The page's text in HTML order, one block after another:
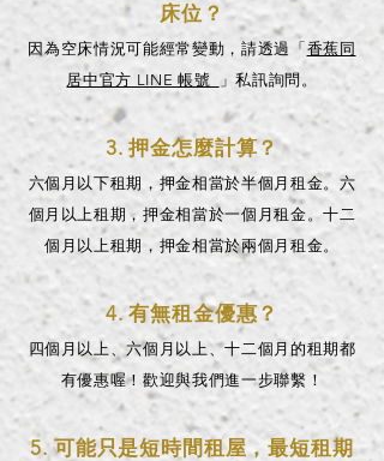
床位？
因為空床情況可能經常變動，請透過「 香蕉同
居中官方 LINE 帳號
」私訊詢問。
3. 押金怎麼計算？
六個月以下租期，押金相當於半個月租金。六
個月以上租期，押金相當於一個月租金。十二
個月以上租期，押金相當於兩個月租金。
4. 有無租金優惠？
四個月以上、六個月以上、十二個月的租期都
有優惠喔！歡迎與我們進一步聯繫！
5. 可能只是短時間租屋，最短租期